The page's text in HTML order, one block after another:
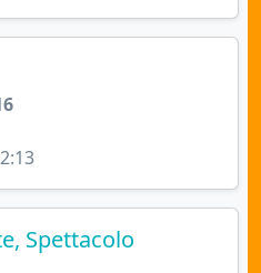
Spettacolo